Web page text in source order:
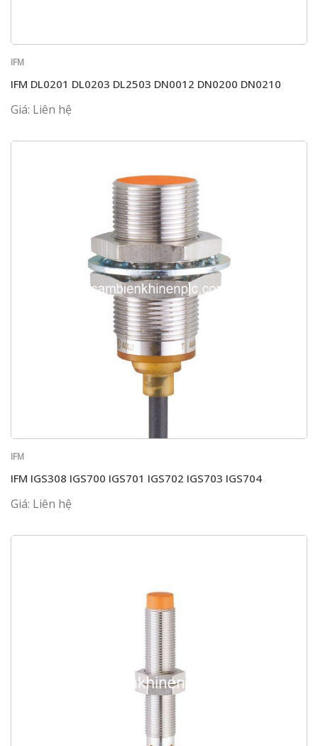
IFM
IFM DL0201 DL0203 DL2503 DN0012 DN0200 DN0210
Giá: Liên hệ
IFM
IFM IGS308 IGS700 IGS701 IGS702 IGS703 IGS704
Giá: Liên hệ